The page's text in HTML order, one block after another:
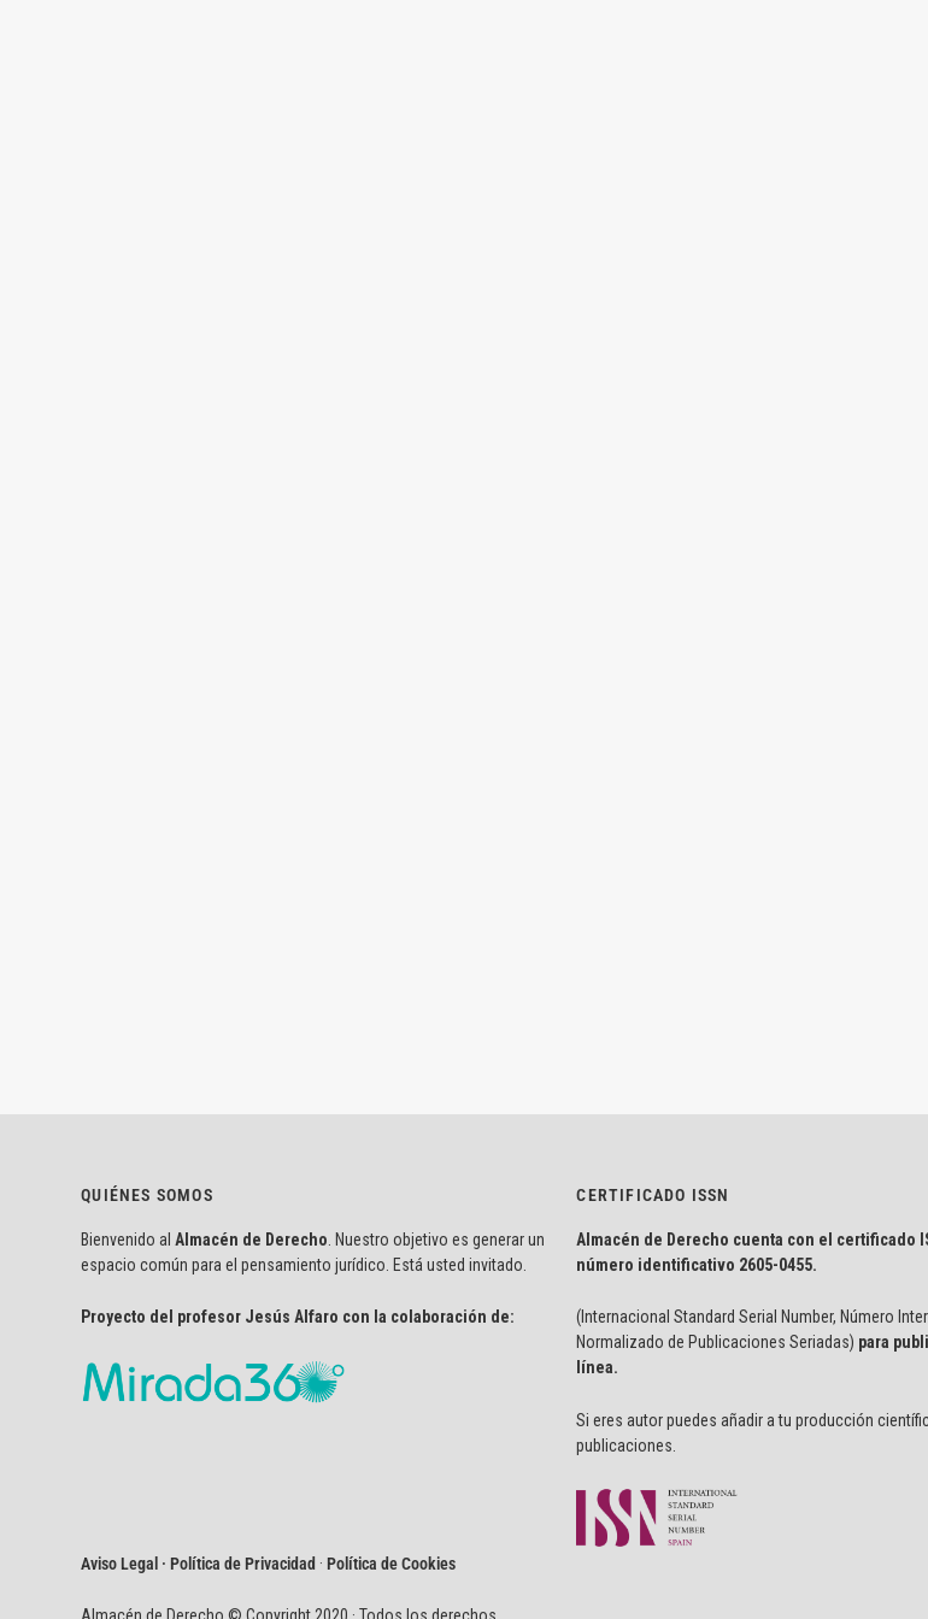
QUIÉNES SOMOS
Bienvenido al Almacén de Derecho . Nuestro objetivo es generar un
espacio común para el pensamiento jurídico. Está usted invitado.
Proyecto del profesor Jesús Alfaro con la colaboración de:
Aviso Legal · Política de Privacidad ·Política de Cookies
CERTIFICADO ISSN
Almacén de Derecho cuenta con el certificado
número identificativo 2605-0455.
(Internacional Standard Serial Number, Número
Normalizado de Publicaciones Seriadas) para
línea.
Si eres autor puedes añadir a tu producción
publicaciones.